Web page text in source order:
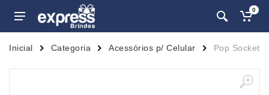
0
Inicial Categoria Acessórios p/ Celular Pop Socket